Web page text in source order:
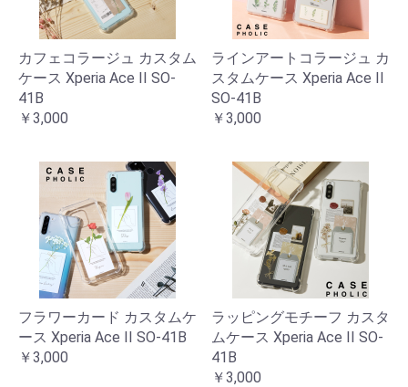
カフェコラージュ カスタム
ケース Xperia Ace II SO-
41B
￥3,000
ラインアートコラージュ カ
スタムケース Xperia Ace II
SO-41B
￥3,000
フラワーカード カスタムケ
ース Xperia Ace II SO-41B
￥3,000
ラッピングモチーフ カスタ
ムケース Xperia Ace II SO-
41B
￥3,000